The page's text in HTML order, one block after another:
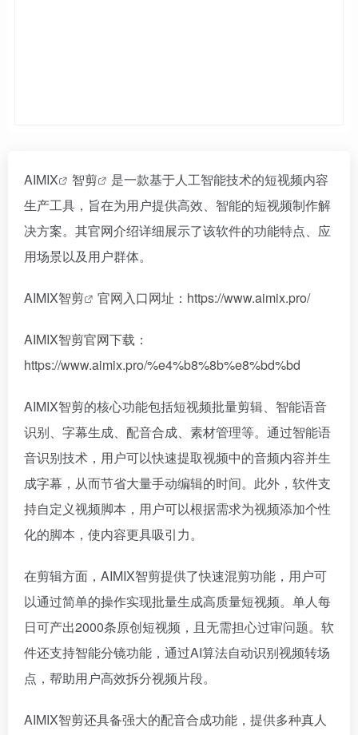
AIMIX 智剪
是一款基于人工智能技术的短视频内容
生产工具，旨在为用户提供高效、智能的短视频制作解
决方案。其官网介绍详细展示了该软件的功能特点、应
用场景以及用户群体。
AIMIX智剪 官网入口网址：https://www.aimix.pro/
AIMIX智剪官网下载：
https://www.aimix.pro/%e4%b8%8b%e8%bd%bd
AIMIX智剪的核心功能包括短视频批量剪辑、智能语音
识别、字幕生成、配音合成、素材管理等。通过智能语
音识别技术，用户可以快速提取视频中的音频内容并生
成字幕，从而节省大量手动编辑的时间。此外，软件支
持自定义视频脚本，用户可以根据需求为视频添加个性
化的脚本，使内容更具吸引力。
在剪辑方面，AIMIX智剪提供了快速混剪功能，用户可
以通过简单的操作实现批量生成高质量短视频。单人每
日可产出2000条原创短视频，且无需担心过审问题。软
件还支持智能分镜功能，通过AI算法自动识别视频转场
点，帮助用户高效拆分视频片段。
AIMIX智剪还具备强大的配音合成功能，提供多种真人